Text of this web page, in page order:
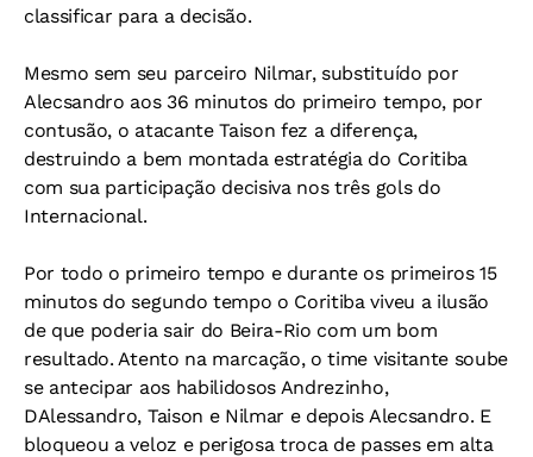
classificar para a decisão.
Mesmo sem seu parceiro Nilmar, substituído por
Alecsandro aos 36 minutos do primeiro tempo, por
contusão, o atacante Taison fez a diferença,
destruindo a bem montada estratégia do Coritiba
com sua participação decisiva nos três gols do
Internacional.
Por todo o primeiro tempo e durante os primeiros 15
minutos do segundo tempo o Coritiba viveu a ilusão
de que poderia sair do Beira-Rio com um bom
resultado. Atento na marcação, o time visitante soube
se antecipar aos habilidosos Andrezinho,
DAlessandro, Taison e Nilmar e depois Alecsandro. E
bloqueou a veloz e perigosa troca de passes em alta